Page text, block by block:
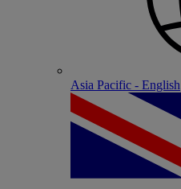
Asia Pacific - English